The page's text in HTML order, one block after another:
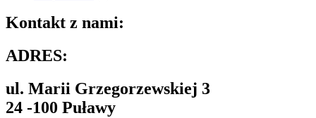
Kontakt z nami:
ADRES:
ul. Marii Grzegorzewskiej 3
24 -100 Puławy